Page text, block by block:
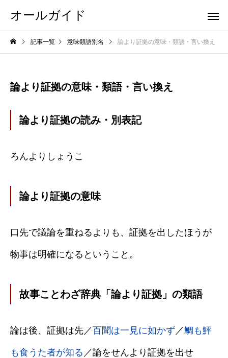
オールガイド
記事一覧 意味類語別名 論より証拠の意味・類語・言い換え
論より証拠の意味・類語・言い換え
論より証拠の読み・別表記
ろんよりしょうこ
論より証拠の意味
口先で議論を重ねるよりも、証拠を出したほうが
物事は明確になるということ。
故事ことわざ辞典「論より証拠」の類語
論は後、証拠は先／百聞は一見に如かず／鯛も鮃
も食うた者が知る ／論をせんより証拠を出せ